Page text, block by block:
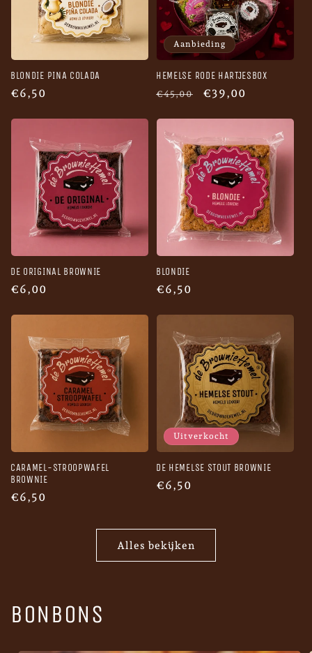
BLONDIE PINA COLADA
Normale
€6,50
Aanbieding
HEMELSE RODE HARTJESBOX
Normale
€45,00 Aanbiedingsprijs
€39,00
DE ORIGINAL BROWNIE
Normale
€6,00
BLONDIE
Normale
€6,50
CARAMEL-STROOPWAFEL
BROWNIE
Normale
€6,50
Uitverkocht
DE HEMELSE STOUT BROWNIE
Normale
€6,50
Alles bekijken
BONBONS